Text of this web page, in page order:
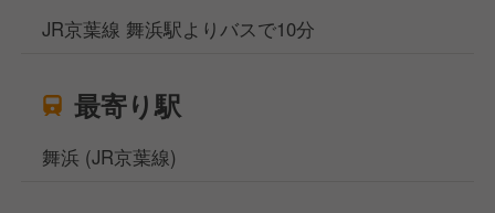
JR京葉線 舞浜駅よりバスで10分
最寄り駅
舞浜 (JR京葉線)